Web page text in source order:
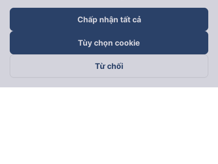
Chấp nhận tất cả
Tùy chọn cookie
Từ chối